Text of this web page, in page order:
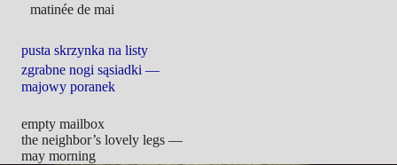
matinée de mai
pusta skrzynka na listy
zgrabne nogi sąsiadki —
majowy poranek
empty mailbox
the neighbor’s lovely legs —
may morning